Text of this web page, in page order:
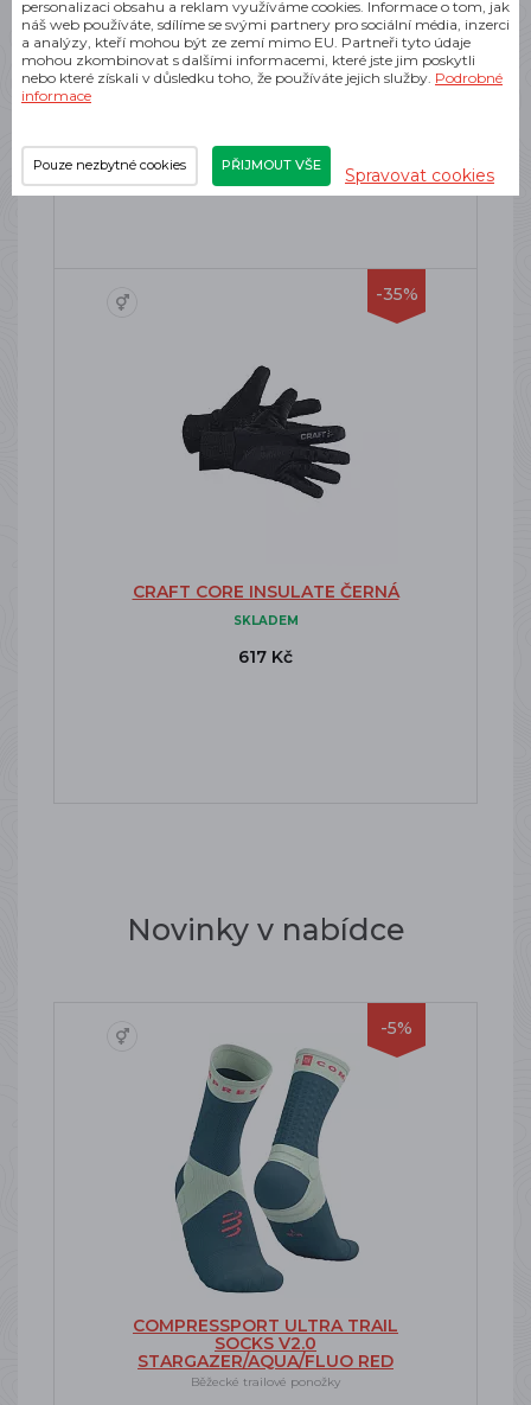
DYNAFIT RIDE GLOVES LAMBO
GREEN
578 Kč
-35%
CRAFT CORE INSULATE ČERNÁ
SKLADEM
617 Kč
Novinky v nabídce
-5%
COMPRESSPORT ULTRA TRAIL
SOCKS V2.0
STARGAZER/AQUA/FLUO RED
Běžecké trailové ponožky
personalizaci obsahu a reklam využíváme cookies. Informace o tom, jak
náš web používáte, sdílíme se svými partnery pro sociální média, inzerci
a analýzy, kteří mohou být ze zemí mimo EU. Partneři tyto údaje
mohou zkombinovat s dalšími informacemi, které jste jim poskytli
nebo které získali v důsledku toho, že používáte jejich služby. Podrobné
informace
Pouze nezbytné cookies PŘIJMOUT VŠE Spravovat cookies